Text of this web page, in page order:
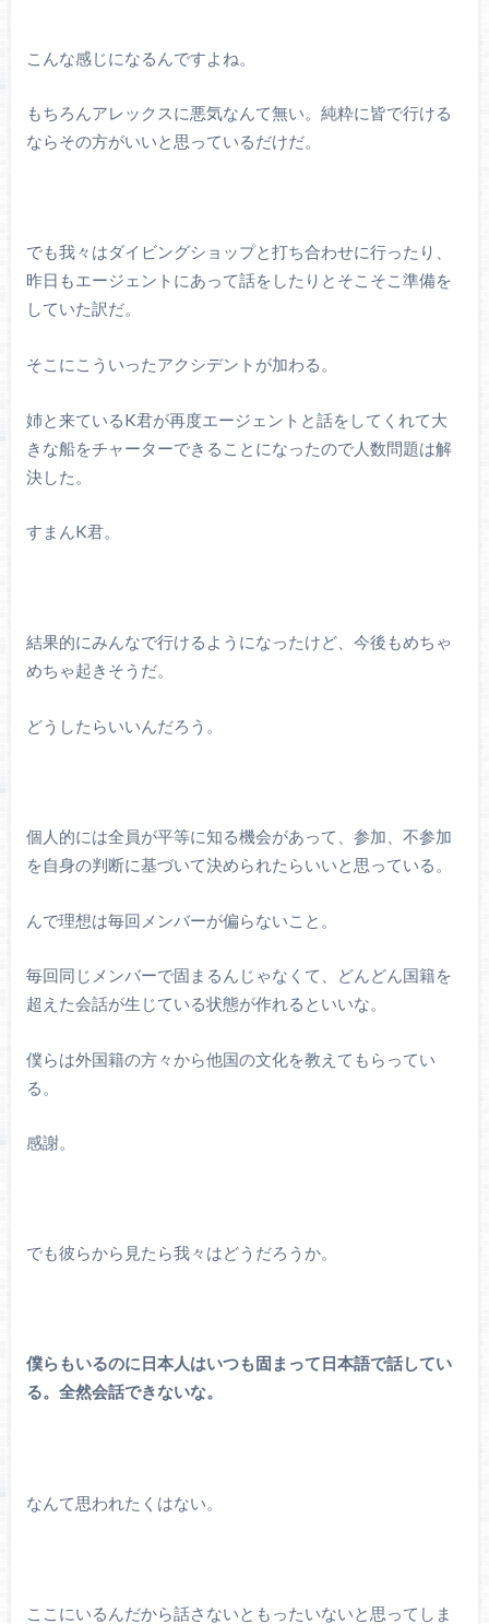
こんな感じになるんですよね。
もちろんアレックスに悪気なんて無い。純粋に皆で行ける
ならその方がいいと思っているだけだ。
でも我々はダイビングショップと打ち合わせに行ったり、
昨日もエージェントにあって話をしたりとそこそこ準備を
していた訳だ。
そこにこういったアクシデントが加わる。
姉と来ているK君が再度エージェントと話をしてくれて大
きな船をチャーターできることになったので人数問題は解
決した。
すまんK君。
結果的にみんなで行けるようになったけど、今後もめちゃ
めちゃ起きそうだ。
どうしたらいいんだろう。
個人的には全員が平等に知る機会があって、参加、不参加
を自身の判断に基づいて決められたらいいと思っている。
んで理想は毎回メンバーが偏らないこと。
毎回同じメンバーで固まるんじゃなくて、どんどん国籍を
超えた会話が生じている状態が作れるといいな。
僕らは外国籍の方々から他国の文化を教えてもらってい
る。
感謝。
でも彼らから見たら我々はどうだろうか。
僕らもいるのに日本人はいつも固まって日本語で話してい
る。全然会話できないな。
なんて思われたくはない。
ここにいるんだから話さないともったいないと思ってしま